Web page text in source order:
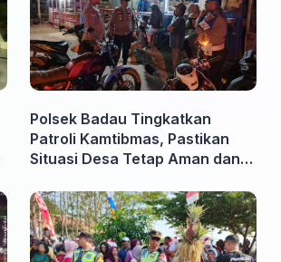
Polsek Badau Tingkatkan
Patroli Kamtibmas, Pastikan
Situasi Desa Tetap Aman dan